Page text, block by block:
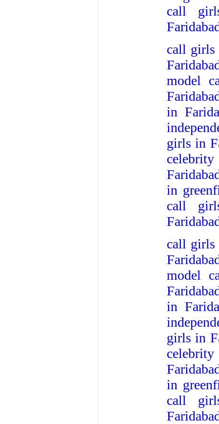
call
call girls
model
in
girls in
in
call
call girls
model
in
girls in
in
call